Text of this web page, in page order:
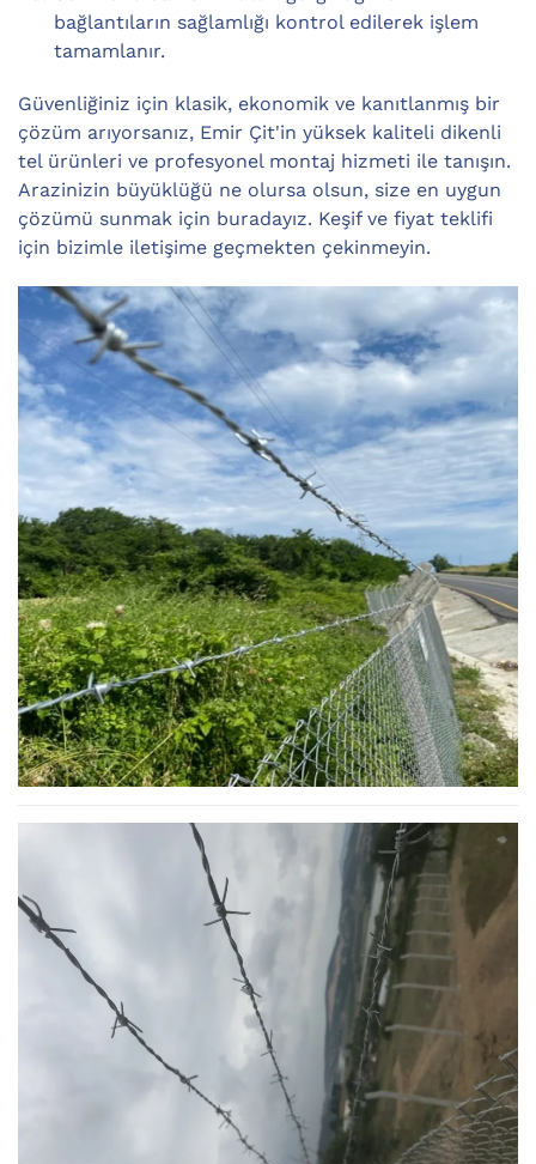
bağlantıların sağlamlığı kontrol edilerek işlem
tamamlanır.
Güvenliğiniz için klasik, ekonomik ve kanıtlanmış bir
çözüm arıyorsanız, Emir Çit'in yüksek kaliteli dikenli
tel ürünleri ve profesyonel montaj hizmeti ile tanışın.
Arazinizin büyüklüğü ne olursa olsun, size en uygun
çözümü sunmak için buradayız. Keşif ve fiyat teklifi
için bizimle iletişime geçmekten çekinmeyin.